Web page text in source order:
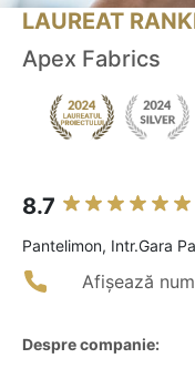
LAUREAT
Apex Fabrics
8.7
Pantelimon, Intr.Gara
Afișează
Despre companie: